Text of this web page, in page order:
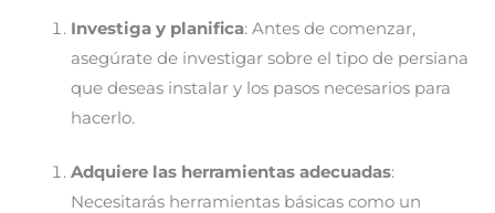
Investiga y planifica: Antes de comenzar,
asegúrate de investigar sobre el tipo de persiana
que deseas instalar y los pasos necesarios para
hacerlo.
Adquiere las herramientas adecuadas:
Necesitarás herramientas básicas como un